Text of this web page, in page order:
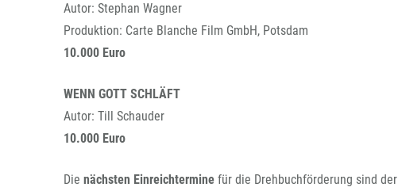
Autor: Stephan Wagner
Produktion: Carte Blanche Film GmbH, Potsdam
10.000 Euro
WENN GOTT SCHLÄFT
Autor: Till Schauder
10.000 Euro
Die nächsten Einreichtermine für die Drehbuchförderung sind der